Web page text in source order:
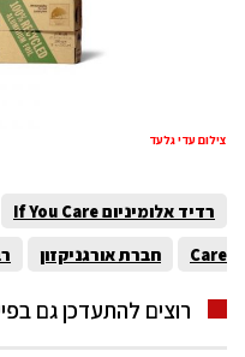
צילום עדי גלעד
רדיד אלומיניום If You Care
Care
חברת אורגניקזון
רוצים להתעדכן גם